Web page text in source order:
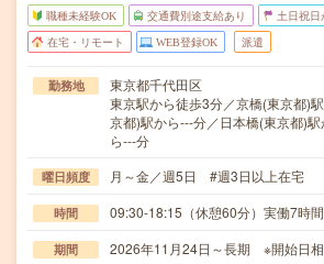
職種未経験OK 交通費別途支給あり 土日祝日
在宅・リモート WEB登録OK 派遣
勤務地
東京都千代田区
東京駅から徒歩3分／京橋(東京都)
京都)駅から---分／日本橋(東京都)
ら---分
曜日頻度 月～金／週5日 #週3日以上在宅
時間 09:30-18:15（休憩60分）実働7時
期間 2026年11月24日～長期 ※開始日